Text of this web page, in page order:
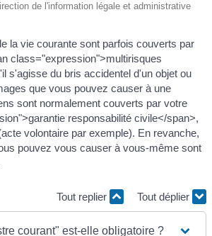
de l'information légale et administrative
la vie courante sont parfois couverts par
class="expression">multirisques
s'agisse du bris accidentel d'un objet ou
que vous pouvez causer à une
sont normalement couverts par votre
responsabilité civile</span>,
volontaire par exemple). En revanche,
pouvez vous causer à vous-même sont
Tout replier Tout déplier
courant" est-elle obligatoire ?